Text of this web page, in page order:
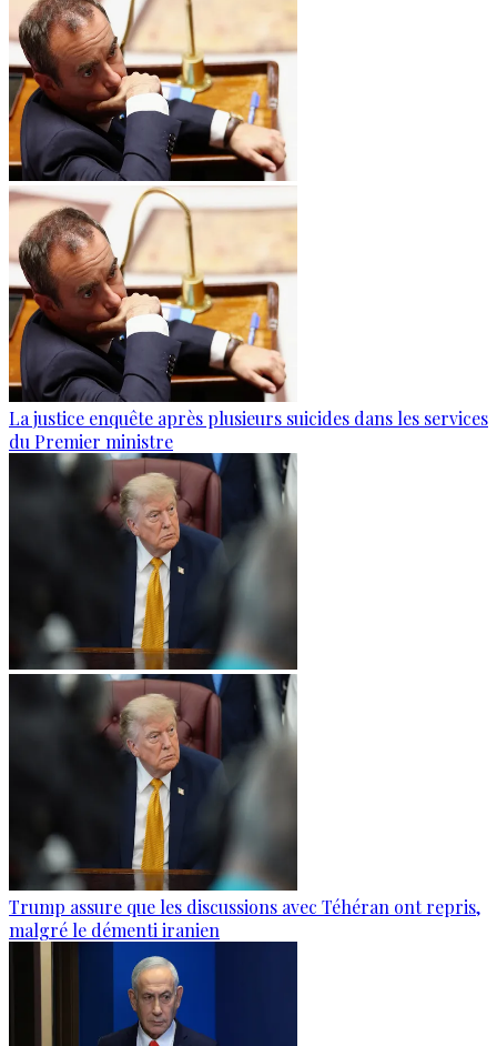
La justice enquête après plusieurs suicides dans les services
du Premier ministre
Trump assure que les discussions avec Téhéran ont repris,
malgré le démenti iranien